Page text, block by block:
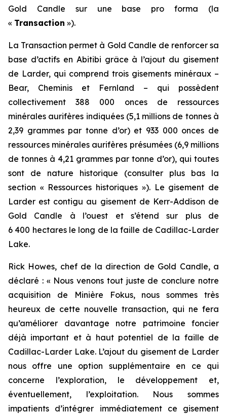
Gold Candle sur une base pro forma (la
« Transaction »).
La Transaction permet à Gold Candle de renforcer sa
base d’actifs en Abitibi grâce à l’ajout du gisement
de Larder, qui comprend trois gisements minéraux –
Bear, Cheminis et Fernland – qui possèdent
collectivement 388 000 onces de ressources
minérales aurifères indiquées (5,1 millions de tonnes à
2,39 grammes par tonne d’or) et 933 000 onces de
ressources minérales aurifères présumées (6,9 millions
de tonnes à 4,21 grammes par tonne d’or), qui toutes
sont de nature historique (consulter plus bas la
section « Ressources historiques »). Le gisement de
Larder est contigu au gisement de Kerr-Addison de
Gold Candle à l’ouest et s’étend sur plus de
6 400 hectares le long de la faille de Cadillac-Larder
Lake.
Rick Howes, chef de la direction de Gold Candle, a
déclaré : « Nous venons tout juste de conclure notre
acquisition de Minière Fokus, nous sommes très
heureux de cette nouvelle transaction, qui ne fera
qu’améliorer davantage notre patrimoine foncier
déjà important et à haut potentiel de la faille de
Cadillac-Larder Lake. L’ajout du gisement de Larder
nous offre une option supplémentaire en ce qui
concerne l’exploration, le développement et,
éventuellement, l’exploitation. Nous sommes
impatients d’intégrer immédiatement ce gisement